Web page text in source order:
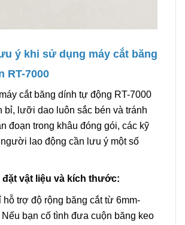
ý khi sử dụng máy cắt băng
RT-7000
cắt băng dính tự động RT-7000
bỉ, lưỡi dao luôn sắc bén và tránh
đoạn trong khâu đóng gói, các kỹ
lao động cần lưu ý một số
đặt vật liệu và kích thước:
hỗ trợ độ rộng băng cắt từ 6mm-
Nếu bạn cố tình đưa cuộn băng keo